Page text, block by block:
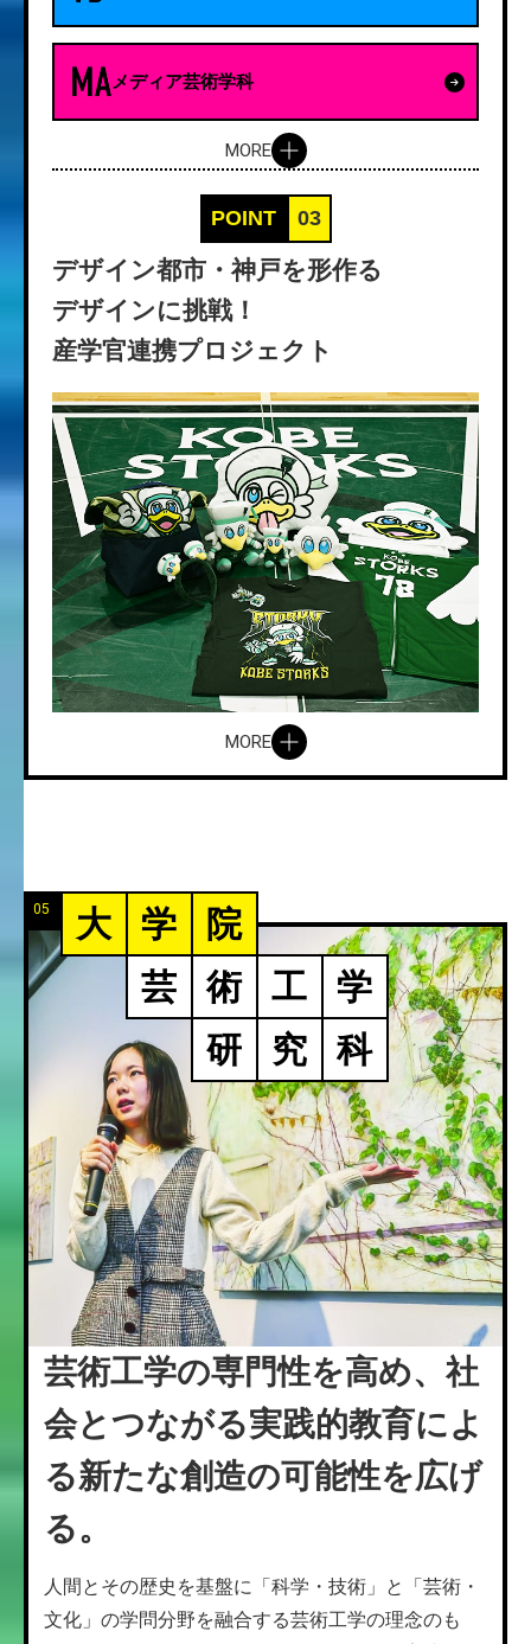
メディア芸術学科
MORE
POINT 03
デザイン都市・神戸を形作る
デザインに挑戦！
産学官連携プロジェクト
MORE
05 大 学
院
芸
術 工
学
研
究 科
芸術工学の専門性を高め、 社
会とつながる実践的教育によ
る新たな創造の可能性を広げ
る。
人間とその歴史を基盤に「科学・技術」と「芸術・
文化」の学問分野を融合する芸術工学の理念のも